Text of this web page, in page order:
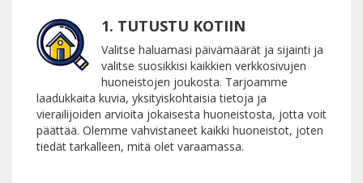
1. TUTUSTU KOTIIN
Valitse haluamasi päivämäärät ja sijainti ja
valitse suosikkisi kaikkien verkkosivujen
huoneistojen joukosta. Tarjoamme
laadukkaita kuvia, yksityiskohtaisia tietoja ja
vierailijoiden arvioita jokaisesta huoneistosta, jotta voit
päättää. Olemme vahvistaneet kaikki huoneistot, joten
tiedät tarkalleen, mitä olet varaamassa.